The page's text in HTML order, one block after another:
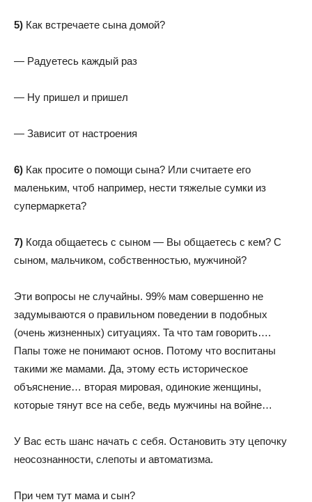
5) Как встречаете сына домой?
— Радуетесь каждый раз
— Ну пришел и пришел
— Зависит от настроения
6) Как просите о помощи сына? Или считаете его
маленьким, чтоб например, нести тяжелые сумки из
супермаркета?
7) Когда общаетесь с сыном — Вы общаетесь с кем? С
сыном, мальчиком, собственностью, мужчиной?
Эти вопросы не случайны. 99% мам совершенно не
задумываются о правильном поведении в подобных
(очень жизненных) ситуациях. Та что там говорить….
Папы тоже не понимают основ. Потому что воспитаны
такими же мамами. Да, этому есть историческое
объяснение… вторая мировая, одинокие женщины,
которые тянут все на себе, ведь мужчины на войне…
У Вас есть шанс начать с себя. Остановить эту цепочку
неосознанности, слепоты и автоматизма.
При чем тут мама и сын?